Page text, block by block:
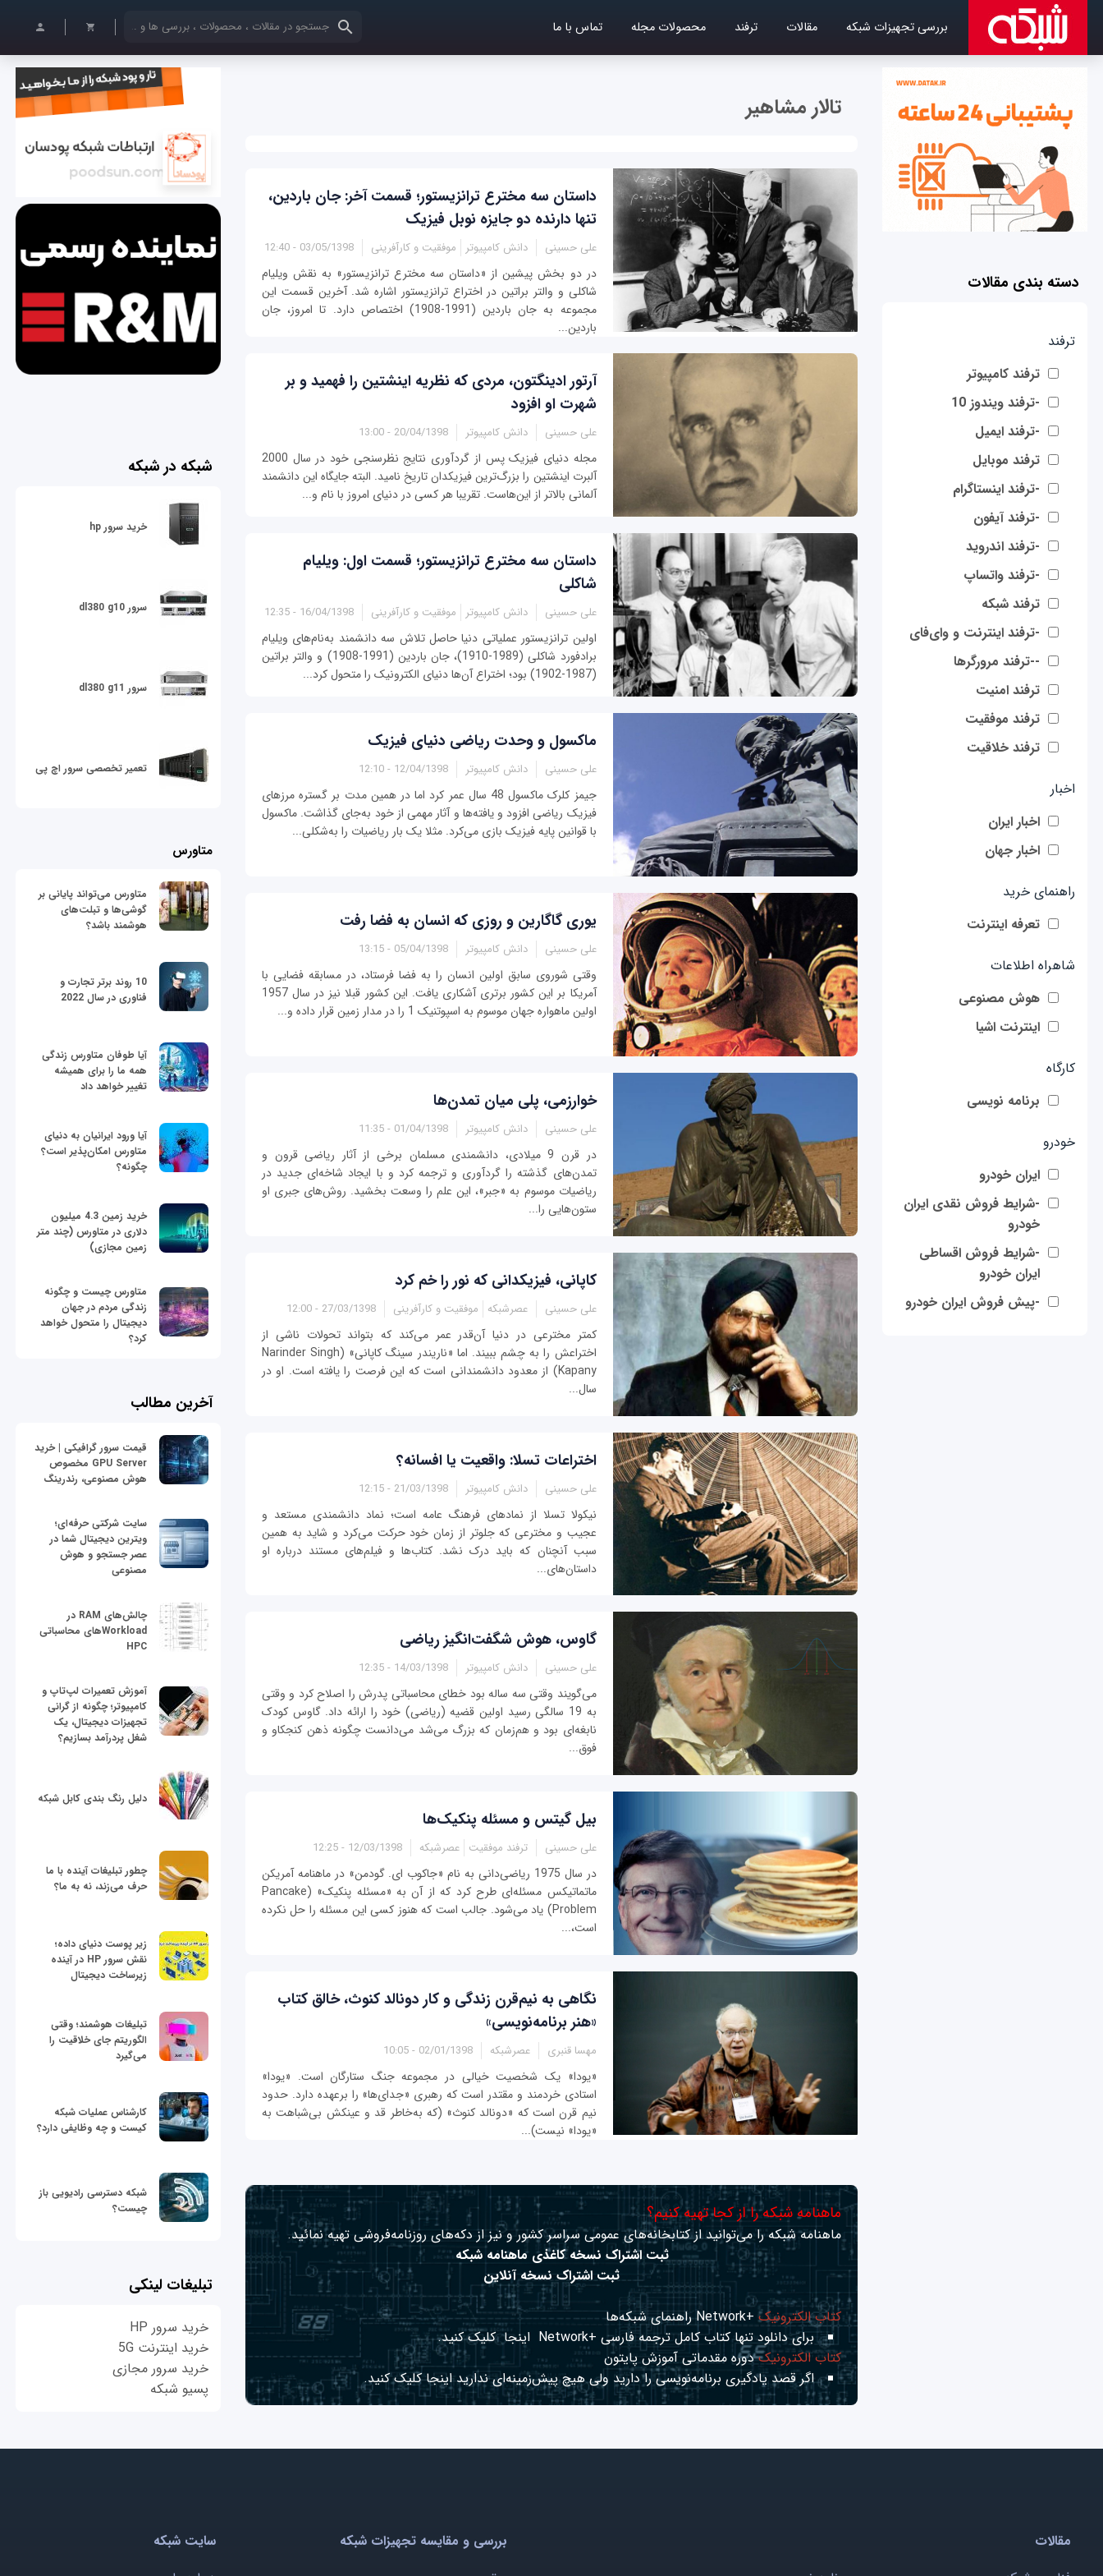
بررسی تجهیزات شبکه مقالات ترفند محصولات مجله تماس با ما کلمات کلیدی خود را وارد کنید
دسته بندی مقالات
ترفند
ترفند کامپیوتر
-ترفند ویندوز 10
-ترفند ایمیل
ترفند موبایل
-ترفند اینستاگرام
-ترفند آیفون
-ترفند اندروید
-ترفند واتساپ
ترفند شبکه
-ترفند اینترنت و وای‌فای
--ترفند مرورگرها
ترفند امنیت
ترفند موفقیت
ترفند خلاقیت
اخبار
اخبار ایران
اخبار جهان
راهنمای خرید
تعرفه اینترنت
شاهراه اطلاعات
هوش مصنوعی
اینترنت اشیا
کارگاه
برنامه نویسی
خودرو
ایران خودرو
-شرایط فروش نقدی ایران
خودرو
-شرایط فروش اقساطی
ایران خودرو
-پیش فروش ایران خودرو
تالار مشاهیر
داستان سه مخترع ترانزیستور؛ قسمت آخر: جان باردین،
تنها دارنده دو جایزه نوبل فیزیک
علی حسینی دانش کامپیوتر موفقیت و کارآفرینی 03/05/1398 - 12:40
در دو بخش پیشین از «داستان سه مخترع ترانزیستور» به نقش ویلیام
شاکلی و والتر براتین در اختراع ترانزیستور اشاره شد. آخرین قسمت این
مجموعه به جان باردین (1991-1908) اختصاص دارد. تا امروز، جان
باردین...
آرتور ادینگتون، مردی که نظریه اینشتین را فهمید و بر
شهرت او افزود
علی حسینی دانش کامپیوتر 20/04/1398 - 13:00
مجله دنیای فیزیک پس از گردآوری نتایج نظرسنجی خود در سال 2000
آلبرت اینشتین را بزرگ‌ترین فیزیکدان تاریخ نامید. البته جایگاه این دانشمند
آلمانی بالاتر از این‌هاست. تقریبا هر کسی در دنیای امروز با نام و...
داستان سه مخترع ترانزیستور؛ قسمت اول: ویلیام
شاکلی
علی حسینی دانش کامپیوتر موفقیت و کارآفرینی 16/04/1398 - 12:35
اولین ترانزیستور عملیاتی دنیا حاصل تلاش سه دانشمند به‌نام‌های ویلیام
برادفورد شاکلی (1989-1910)، جان باردین (1991-1908) و والتر براتین
(1987-1902) بود؛ اختراع آن‌ها دنیای الکترونیک را متحول کرد...
ماکسول و وحدت ریاضی‌ دنیای فیزیک
علی حسینی دانش کامپیوتر 12/04/1398 - 12:10
جیمز کلرک ماکسول 48 سال عمر کرد اما در همین مدت بر گستره مرزهای
فیزیک ریاضی افزود و یافته‌ها و آثار مهمی از خود به‌جای گذاشت. ماکسول
با قوانین پایه فیزیک بازی می‌کرد. مثلا یک بار ریاضیات را به‌شکلی...
یوری گاگارین و روزی که انسان به فضا رفت
علی حسینی دانش کامپیوتر 05/04/1398 - 13:15
وقتی شوروی سابق اولین انسان را به فضا فرستاد، در مسابقه فضایی با
آمریکا بر این کشور برتری آشکاری یافت. این کشور قبلا نیز در سال 1957
اولین ماهواره جهان موسوم به اسپوتنیک 1 را در مدار زمین قرار داده و...
خوارزمی، پلی میان تمدن‌ها
علی حسینی دانش کامپیوتر 01/04/1398 - 11:35
در قرن 9 میلادی، دانشمندی مسلمان برخی از آثار ریاضی قرون و
تمدن‌های گذشته را گردآوری و ترجمه کرد و با ایجاد شاخه‌ای جدید در
ریاضیات موسوم به «جبر»، این علم را وسعت بخشید. روش‌های جبری او
ستون‌هایی را...
کاپانی، فیزیکدانی که نور را خم کرد
علی حسینی عصرشبکه موفقیت و کارآفرینی 27/03/1398 - 12:00
کمتر مخترعی در دنیا آن‌قدر عمر می‌کند که بتواند تحولات ناشی از
اختراعش را به چشم ببیند. اما «ناریندر سینگ کاپانی» (Narinder Singh
Kapany) از معدود دانشمندانی است که این فرصت را یافته است. او در
سال...
اختراعات تسلا: واقعیت یا افسانه؟
علی حسینی دانش کامپیوتر 21/03/1398 - 12:15
نیکولا تسلا از نمادهای فرهنگ عامه است؛ نماد دانشمندی مستعد و
عجیب و مخترعی که جلوتر از زمان خود حرکت می‌کرد و شاید به همین
سبب آنچنان که باید درک نشد. کتاب‌ها و فیلم‌های مستند درباره او
داستان‌های...
گاوس، هوش شگفت‌انگیز ریاضی
علی حسینی دانش کامپیوتر 14/03/1398 - 12:35
می‌گویند وقتی سه ساله بود خطای محاسباتی پدرش را اصلاح کرد و وقتی
به 19 سالگی رسید اولین قضیه (ریاضی) خود را ارائه داد. گاوس کودک
نابغه‌ای بود و هم‌زمان که بزرگ می‌شد می‌دانست چگونه ذهن کنجکاو و
فوق‌...
بیل گیتس و مسئله پنکیک‌ها
علی حسینی ترفند موفقیت عصرشبکه 12/03/1398 - 12:25
در سال 1975 ریاضی‌دانی به نام «جاکوب ای. گودمن» در ماهنامه آمریکن
ماتماتیکس مسئله‌ای طرح کرد که از آن به «مسئله پنکیک» (Pancake
Problem) یاد می‌شود. جالب است که هنوز کسی این مسئله را حل نکرده
است،...
نگاهی به نیم‌قرن زندگی و کار دونالد کنوث، خالق کتاب
«هنر برنامه‌نویسی»
مهسا قنبری عصرشبکه 02/01/1398 - 10:05
«یودا» یک شخصیت خیالی در مجموعه جنگ ستارگان است. «یودا»
استادی خردمند و مقتدر است که رهبری «جدای‌ها» را برعهده دارد. حدود
نیم قرن است که «دونالد کنوث» (که به‌خاطر قد و عینکش بی‌شباهت به
«یودا» نیست)...
ماهنامه شبکه را از کجا تهیه کنیم؟
ماهنامه شبکه را می‌توانید از کتابخانه‌های عمومی سراسر کشور و نیز از دکه‌های روزنامه‌فروشی تهیه نمائید.
ثبت اشتراک نسخه کاغذی ماهنامه شبکه
ثبت اشتراک نسخه آنلاین
کتاب الکترونیک +Network راهنمای شبکه‌ها
برای دانلود تنها کتاب کامل ترجمه فارسی +Network
اینجا کلیک کنید.
کتاب الکترونیکدوره مقدماتی آموزش پایتون
اگر قصد یادگیری برنامه‌نویسی را دارید ولی هیچ پیش‌زمینه‌ای نداریداینجا کلیک کنید.
شبکه در شبکه
خرید سرور hp
سرور dl380 g10
سرور dl380 g11
تعمیر تخصصی سرور اچ پی
متاورس
متاورس می‌تواند پایانی بر
گوشی‌ها و تبلت‌های
هوشمند باشد؟
10 روند برتر تجارت و
فناوری در سال 2022
آیا طوفان متاورس زندگی
همه ما را برای همیشه
تغییر خواهد داد
آیا ورود ایرانیان به دنیای
متاورس امکان‌پذیر است؟
چگونه؟
خرید زمین 4.3 میلیون
دلاری در متاورس (چند متر
زمین مجازی)
متاورس چیست و چگونه
زندگی مردم در جهان
دیجیتال را متحول خواهد
کرد؟
آخرین مطالب
قیمت سرور گرافیکی | خرید
GPU Server مخصوص
هوش مصنوعی، رندرینگ
سایت شرکتی حرفه‌ای؛
ویترین دیجیتال شما در
عصر جستجو و هوش
مصنوعی
چالش‌های RAM در
Workloadهای محاسباتی
HPC
آموزش تعمیرات لپ‌تاپ و
کامپیوتر؛ چگونه از گرانی
تجهیزات دیجیتال، یک
شغل پردرآمد بسازیم؟
دلیل رنگ بندی کابل شبکه
چطور تبلیغات آینده با ما
حرف می‌زند، نه به ما؟
زیر پوست دنیای داده؛
نقش سرور HP در آینده
زیرساخت دیجیتال
تبلیغات هوشمند؛ وقتی
الگوریتم جای خلاقیت را
می‌گیرد
کارشناس عملیات شبکه
کیست و چه وظایفی دارد؟
شبکه دسترسی رادیویی باز
چیست؟
تبلیغات لینکی
خرید سرور HP
خرید اینترنت 5G
خرید سرور مجازی
پسیو شبکه
مقالات
بررسی و مقایسه تجهیزات شبکه
سایت شبکه